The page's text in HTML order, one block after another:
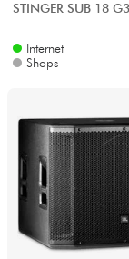
Licht
Drums
STINGER SUB 18 G3
Internet
Shops